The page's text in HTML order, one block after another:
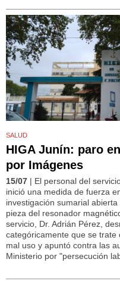
SALUD
HIGA Junín: paro
por Imágenes
15/07 | El personal del
inició una medida de fuerza
investigación sumarial
pieza del resonador
servicio, Dr. Adrián Pérez,
categóricamente que se trate
mal uso y apuntó contra las
Ministerio por "persecución